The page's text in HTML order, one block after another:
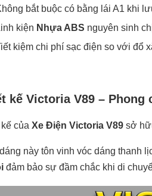
bắt buộc có bằng lái A1 khi
kiện Nhựa ABS nguyên sinh
kiệm chi phí sạc điện so với đổ
kế Victoria V89 –
của Xe Điện Victoria V89 sở
này tôn vinh vóc dáng thanh
đảm bảo sự đầm chắc khi di